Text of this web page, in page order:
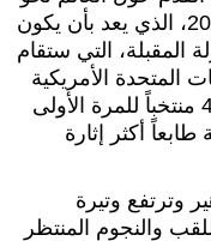
الحدث الكروي الأكبر كأس العالم 2026، الذي يعد بأن يكون
المقبلة، التي ستقام
المتحدة الأمريكية
وكندا والمكسيك، ستشهد مشاركة 48 منتخباً للمرة الأولى
أكثر إثارة
وترتفع وتيرة
والنجوم المنتظر